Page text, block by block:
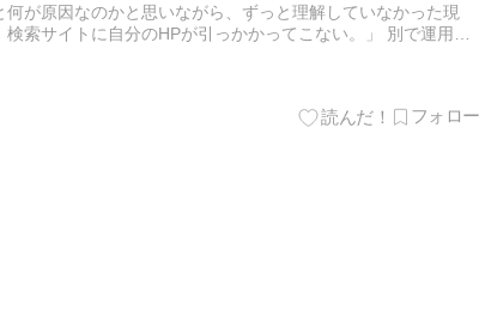
が原因なのかと思いながら、ずっと理解していなかった現
索サイトに自分のHPが引っかかってこない。」 別で運用し